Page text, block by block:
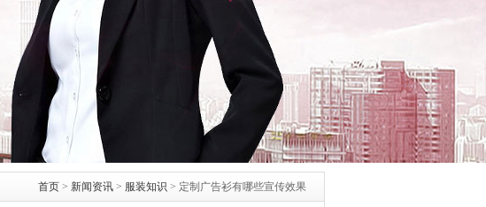
首页 > 新闻资讯 > 服装知识 > 定制广告衫有哪些宣传效果